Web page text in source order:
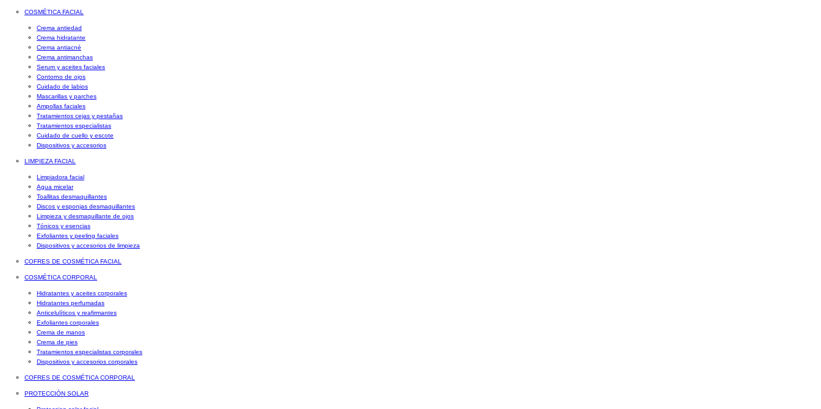
COSMÉTICA FACIAL
Crema antiedad
Crema hidratante
Crema antiacné
Crema antimanchas
Serum y aceites faciales
Contorno de ojos
Cuidado de labios
Mascarillas y parches
Ampollas faciales
Tratamientos cejas y pestañas
Tratamientos especialistas
Cuidado de cuello y escote
Dispositivos y accesorios
LIMPIEZA FACIAL
Limpiadora facial
Agua micelar
Toallitas desmaquillantes
Discos y esponjas desmaquillantes
Limpieza y desmaquillante de ojos
Tónicos y esencias
Exfoliantes y peeling faciales
Dispositivos y accesorios de limpieza
COFRES DE COSMÉTICA FACIAL
COSMÉTICA CORPORAL
Hidratantes y aceites corporales
Hidratantes perfumadas
Anticelulíticos y reafirmantes
Exfoliantes corporales
Crema de manos
Crema de pies
Tratamientos especialistas corporales
Dispositivos y accesorios corporales
COFRES DE COSMÉTICA CORPORAL
PROTECCIÓN SOLAR